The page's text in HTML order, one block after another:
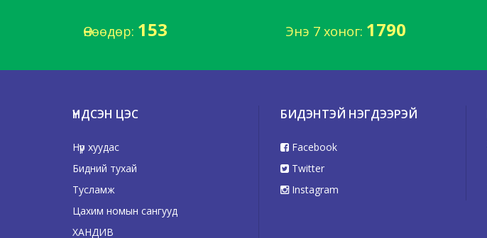
Өнөөдөр: 153 Энэ 7 хоног: 1790
ҮНДСЭН ЦЭС
Нүүр хуудас
Бидний тухай
Тусламж
Цахим номын сангууд
ХАНДИВ
БИДЭНТЭЙ НЭГДЭЭРЭЙ
Facebook
Twitter
Instagram